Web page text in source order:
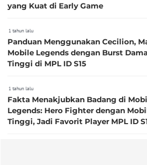
yang Kuat di Early Game
1 tahun lalu
Panduan Menggunakan Cecilion,
Mobile Legends dengan Burst
Tinggi di MPL ID S15
1 tahun lalu
Fakta Menakjubkan Badang di
Legends: Hero Fighter dengan
Tinggi, Jadi Favorit Player MPL ID